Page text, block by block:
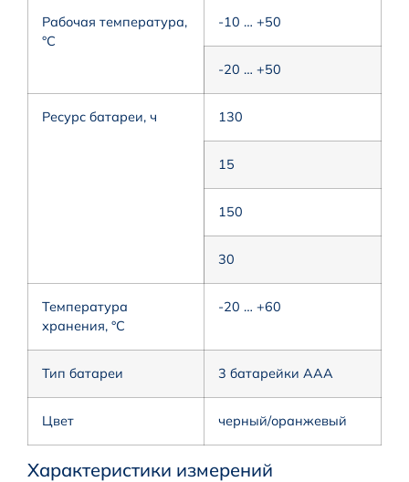
Рабочая температура,
°C
-10 … +50
-20 … +50
Ресурс батареи, ч 130
15
150
30
Температура
хранения, °C
-20 … +60
Тип батареи 3 батарейки ААА
Цвет черный/оранжевый
Характеристики измерений